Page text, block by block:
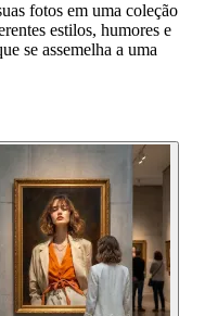
fotos em uma coleção
estilos, humores e
se assemelha a uma